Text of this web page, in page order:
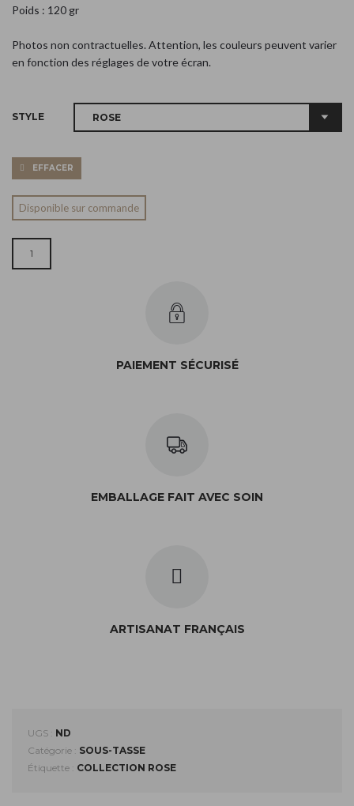
Poids : 120 gr
Photos non contractuelles. Attention, les couleurs peuvent varier
en fonction des réglages de votre écran.
STYLE
EFFACER
Disponible sur commande
PAIEMENT SÉCURISÉ
EMBALLAGE FAIT AVEC SOIN
ARTISANAT FRANÇAIS
UGS : ND
Catégorie : SOUS-TASSE
Étiquette : COLLECTION ROSE